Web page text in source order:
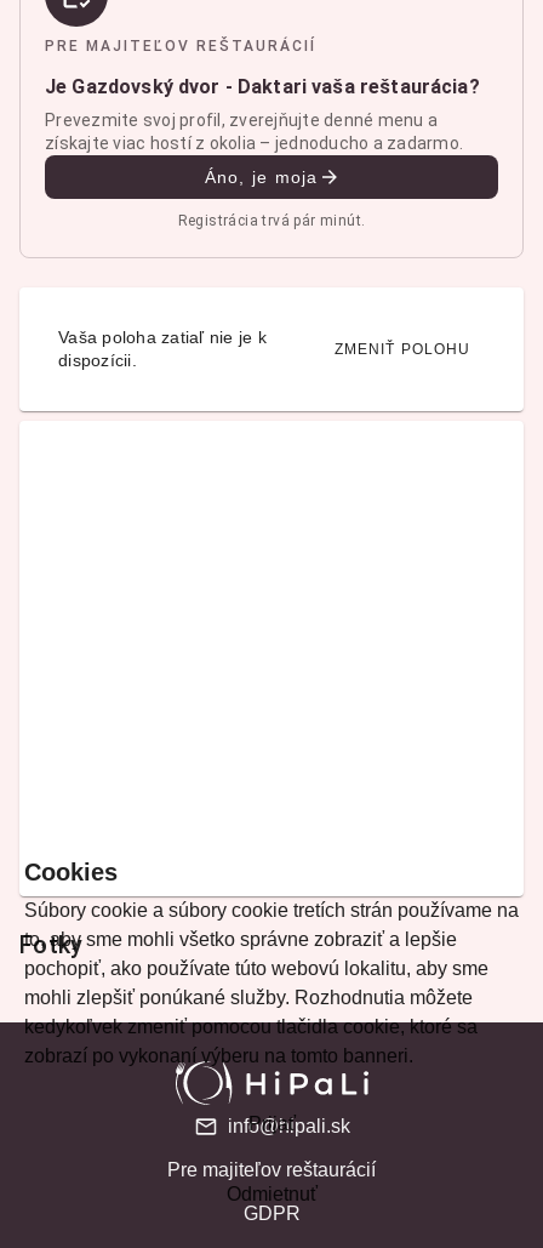
PRE MAJITEĽOV REŠTAURÁCIÍ
Je Gazdovský dvor - Daktari vaša reštaurácia?
Prevezmite svoj profil, zverejňujte denné menu a
získajte viac hostí z okolia – jednoducho a zadarmo.
Áno, je moja
Registrácia trvá pár minút.
Vaša poloha zatiaľ nie je k
dispozícii.
ZMENIŤ POLOHU
Fotky
Cookies
Súbory cookie a súbory cookie tretích strán používame na
to, aby sme mohli všetko správne zobraziť a lepšie
pochopiť, ako používate túto webovú lokalitu, aby sme
mohli zlepšiť ponúkané služby. Rozhodnutia môžete
kedykoľvek zmeniť pomocou tlačidla cookie, ktoré sa
zobrazí po vykonaní výberu na tomto banneri.
Prijať
Odmietnuť
info@hipali.sk
Pre majiteľov reštaurácií
GDPR